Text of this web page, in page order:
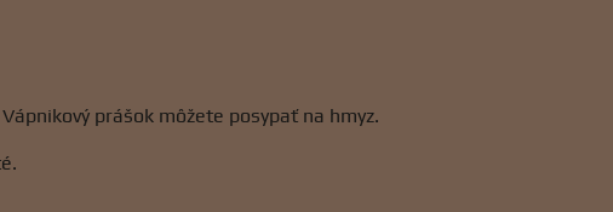
prášok môžete posypať na hmyz.